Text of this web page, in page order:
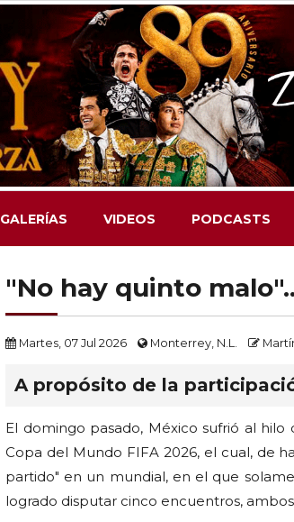
GALERÍAS VIDEOS PODCASTS
"No hay quinto
Martes, 07 Jul 2026 Monterrey, N.L.
A propósito de la
El domingo pasado, México sufrió al
Copa del Mundo FIFA 2026, el cual, de
partido" en un mundial, en el que
logrado disputar cinco encuentros,